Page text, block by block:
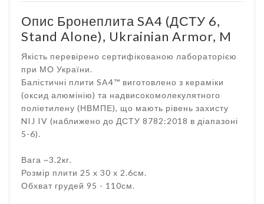
Опис Бронеплита SA4 (ДСТУ 6,
Stand Alone), Ukrainian Armor, M
Якість перевірено сертифікованою лабораторією
при МО України.
Балістичні плити SA4™ виготовлено з кераміки
(оксид алюмінію) та надвисокомолекулятного
поліетилену (НВМПЕ), що мають рівень захисту
NIJ IV (наближено до ДСТУ 8782:2018 в діапазоні
5-6).
Вага ~3.2кг.
Розмір плити 25 x 30 x 2.6см.
Обхват грудей 95 - 110см.